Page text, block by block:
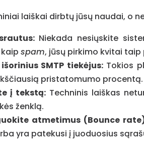
laiškai dirbtų jūsų naudai, o
Niekada nesiųskite
spam, jūsų pirkimo kvitai
SMTP tiekėjus:Tokios
pristatomumo procentą.
į tekstą: Techninis laiškas
ženklą.
atmetimus (Bounce
yra patekusi į juoduosius